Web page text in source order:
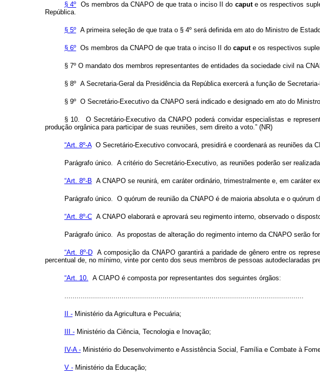
§ 4º Os membros da CNAPO de que trata o inciso II do capute os respectivos
República.
§ 5ºA primeira seleção de que trata o § 4º será definida em ato do Ministro de
§ 6ºOs membros da CNAPO de que trata o inciso II do capute os respectivos
§ 7º O mandato dos membros representantes de entidades da sociedade civil na
§ 8º A Secretaria-Geral da Presidência da República exercerá a função de
§ 9º O Secretário-Executivo da CNAPO será indicado e designado em ato do Ministro
§ 10. O Secretário-Executivo daCNAPO poderá convidar especialistas e
produção orgânicapara participar de suas reuniões, sem direito a voto.” (NR)
“Art. 8º-A O Secretário-Executivo convocará, presidirá e coordenará as reuniões da
Parágrafo único. A critério do Secretário-Executivo, as reuniões poderão ser
“Art. 8º-B A CNAPO se reunirá, em caráter ordinário, trimestralmente e, em caráter
Parágrafo único. O quórum de reunião da CNAPO é de maioria absoluta e o quórum
“Art. 8º-CA CNAPO elaborará e aprovará seu regimento interno, observado o
Parágrafo único. As propostas de alteração do regimento interno da CNAPO serão
“Art. 8º-DA composição da CNAPO garantirá a paridade de gênero entre os
percentual de, no mínimo, vinte por cento dos seus membros de pessoas autodeclaradas
“Art. 10. A CIAPO é composta por representantes dos seguintes órgãos:
.....................................................................................................................
II -Ministério da Agricultura e Pecuária;
III -Ministério da Ciência, Tecnologia e Inovação;
IV-A -Ministério do Desenvolvimento e Assistência Social, Família e Combate à
V -Ministério da Educação;